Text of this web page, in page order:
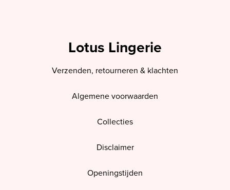
Lotus Lingerie
Verzenden, retourneren & klachten
Algemene voorwaarden
Collecties
Disclaimer
Openingstijden